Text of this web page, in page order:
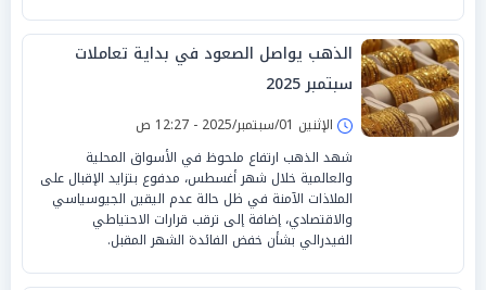
الذهب يواصل الصعود في بداية تعاملات
سبتمبر 2025
الإثنين 01/سبتمبر/2025 - 12:27 ص
شهد الذهب ارتفاع ملحوظ في الأسواق المحلية
والعالمية خلال شهر أغسطس، مدفوع بتزايد الإقبال على
الملاذات الآمنة في ظل حالة عدم اليقين الجيوسياسي
والاقتصادي، إضافة إلى ترقب قرارات الاحتياطي
الفيدرالي بشأن خفض الفائدة الشهر المقبل.